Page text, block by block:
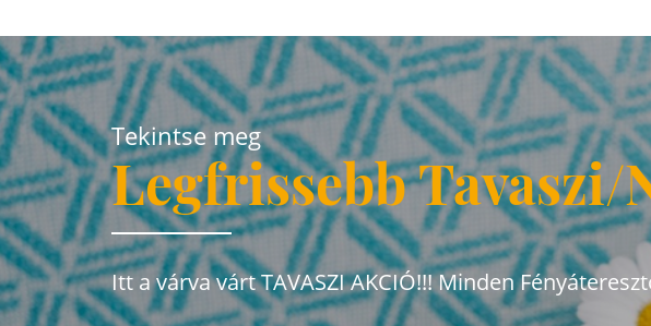
Tekintse meg
Legfrissebb
Itt a várva várt TAVASZI AKCIÓ!!! Minden